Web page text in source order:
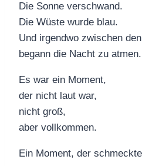
Die Sonne verschwand.
Die Wüste wurde blau.
Und irgendwo zwischen
begann die Nacht zu atmen.
Es war ein Moment,
der nicht laut war,
nicht groß,
aber vollkommen.
Ein Moment, der